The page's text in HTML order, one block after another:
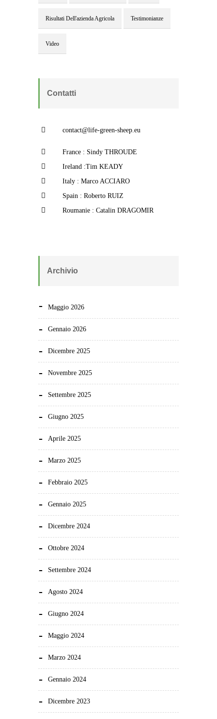
Risultati Dell'azienda Agricola Testimonianze
Video
Contatti
contact@life-green-sheep.eu
France : Sindy THROUDE
Ireland :Tim KEADY
Italy : Marco ACCIARO
Spain : Roberto RUIZ
Roumanie : Catalin DRAGOMIR
Archivio
Maggio 2026
Gennaio 2026
Dicembre 2025
Novembre 2025
Settembre 2025
Giugno 2025
Aprile 2025
Marzo 2025
Febbraio 2025
Gennaio 2025
Dicembre 2024
Ottobre 2024
Settembre 2024
Agosto 2024
Giugno 2024
Maggio 2024
Marzo 2024
Gennaio 2024
Dicembre 2023